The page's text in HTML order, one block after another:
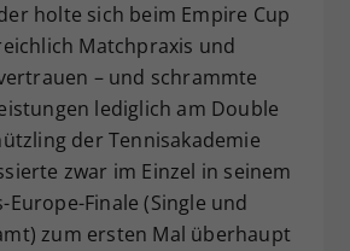
holte sich beim Empire Cup
Matchpraxis und
– und schrammte
lediglich am Double
der Tennisakademie
zwar im Einzel in seinem
Europe-Finale (Single und
zum ersten Mal überhaupt